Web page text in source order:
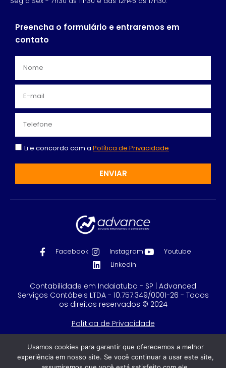
Preencha o formulário e entraremos em
contato
Li e concordo com a Política de Privacidade
ENVIAR
Facebook Instagram
Youtube
Linkedin
Contabilidade em Indaiatuba - SP | Advanced
Serviços Contábeis LTDA - 10.757.349/0001-26 - Todos
os direitos reservados © 2024
Política de Privacidade
Feito com
por GRUPO DPG
Usamos cookies para garantir que oferecemos a melhor
experiência em nosso site. Se você continuar a usar este site,